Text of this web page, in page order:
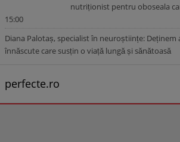
nutriționist pentru oboseala
15:00
Diana Palotaș, specialist în neuroștiințe:
înnăscute care susțin o viață lungă și sănătoasă
perfecte.ro